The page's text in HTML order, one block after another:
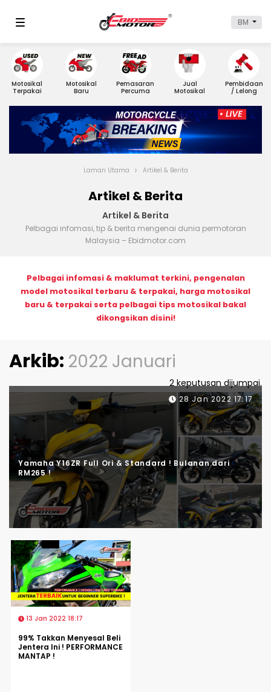
BM
Motosikal
Terpakai
Motosikal
Baru
Pemasaran
Percuma
Jual
Motosikal
Pembidaan
/ Lelong
Laman Utama Artikel & Berita
Artikel & Berita
Artikel & Berita
Pelbagai infomasi, tip & berita mengenai dunia permotoran
Malaysia – Ebidmotor.com
Pelbagai infomasi & maklumat terkini, pengenalan
model motosikal terbaru & terpakai, harga motosikal
baru & terpakai serta pelbagai tips motosikal bakal
dikongsikan disini!
Arkib: 2022 Januari
2 keputusan dijumpai.
28 Jan 2022 17:17
Yamaha Y16ZR Full Ori & Standard ! Bulanan dari
RM265 !
13 Jan 2022 18:17
99% Takkan Menyesal Beli
Jentera Ini ! PERFORMANCE
MANTAP !